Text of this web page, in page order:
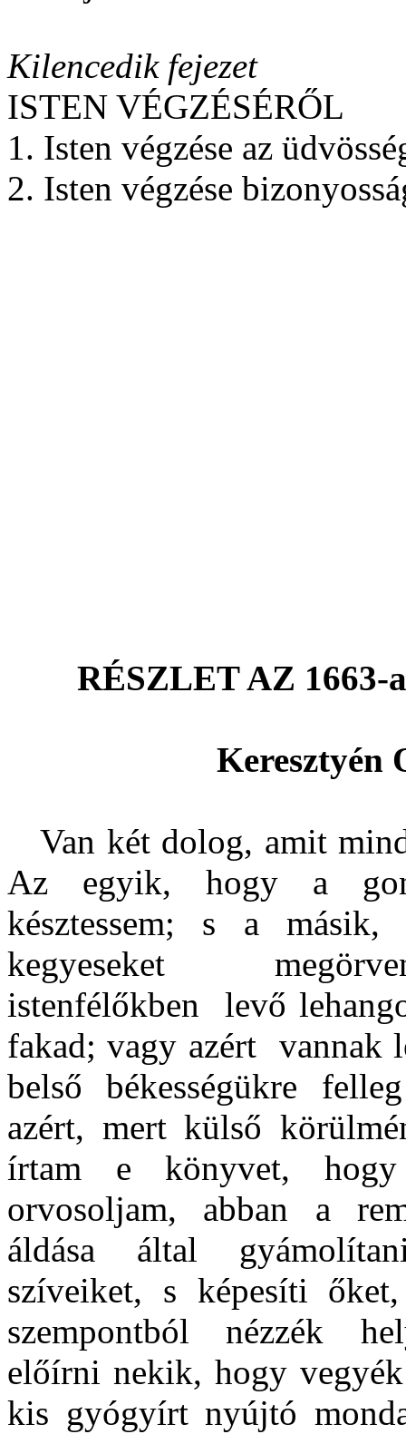
Kilencedik fejezet
ISTEN VÉGZÉSÉRŐL
1. Isten végzése az
2. Isten végzése
RÉSZLET AZ 1663-
Keresztyén
Van két dolog, amit
Az egyik, hogy a
késztessem; s a másik,
kegyeseket
istenfélőkben
levő
fakad; vagy azért vannak
belső békességükre
azért, mert külső
írtam e könyvet,
orvosoljam, abban a
áldása által
szíveiket, s képesíti
szempontból nézzék
előírni nekik, hogy
kis gyógyírt nyújtó